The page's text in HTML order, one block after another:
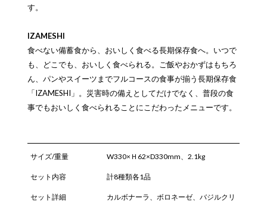
す。
IZAMESHI
食べない備蓄食から、おいしく食べる長期保存食へ。いつで
も、どこでも、おいしく食べられる。ご飯やおかずはもちろ
ん、パンやスイーツまでフルコースの食事が揃う長期保存食
「IZAMESHI」。災害時の備えとしてだけでなく、普段の食
事でもおいしく食べられることにこだわったメニューです。
サイズ/重量 W330×Ｈ62×D330mm、2.1kg
セット内容 計8種類各1品
セット詳細
カルボナーラ、ボロネーゼ、バジルクリ